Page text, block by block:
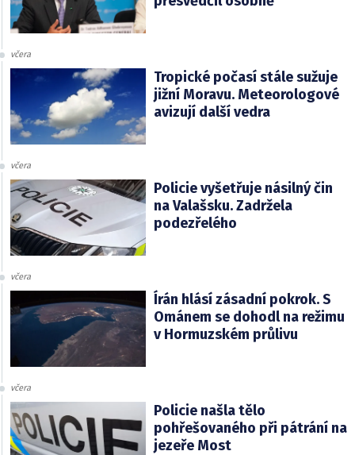
včera
Tropické počasí stále sužuje
jižní Moravu. Meteorologové
avizují další vedra
včera
Policie vyšetřuje násilný čin
na Valašsku. Zadržela
podezřelého
včera
Írán hlásí zásadní pokrok. S
Ománem se dohodl na režimu
v Hormuzském průlivu
včera
Policie našla tělo
pohřešovaného při pátrání na
jezeře Most